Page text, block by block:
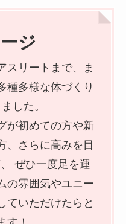
ジ
スリートまで、ま
種多様な体づくり
した。
が初めての方や新
、さらに高みを目
ぜひ一度足を運
の雰囲気やユニー
ていただけたらと